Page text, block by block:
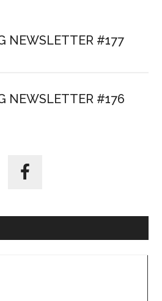
NEWSLETTER #177
NEWSLETTER #176